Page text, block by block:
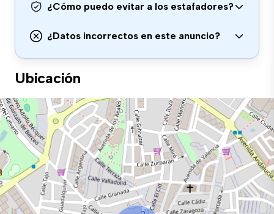
¿Cómo puedo evitar a los estafadores?
¿Datos incorrectos en este anuncio?
Ubicación